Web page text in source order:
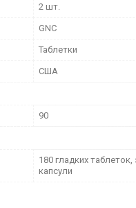
2 шт.
GNC
Таблетки
США
90
180 гладких
капсули